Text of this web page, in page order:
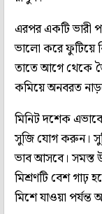
এরপর একটি ভারী
ভালো করে ফুটিয়ে
তাতে আগে থেকে
কমিয়ে অনবরত
মিনিট দশেক
সুজি যোগ করুন।
ভাব আসবে। সমস্ত
মিশ্রণটি বেশ গাঢ়
মিশে যাওয়া